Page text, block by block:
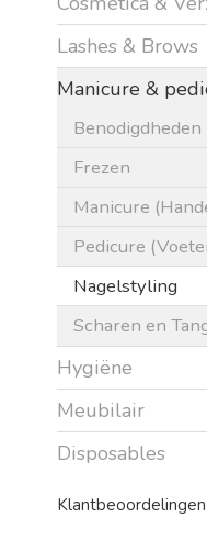
Lashes & Brows
Manicure &
Benodigdheden
Frezen
Manicure
Pedicure
Nagelstyling
Scharen en
Hygiëne
Meubilair
Disposables
Klantbeoordelingen